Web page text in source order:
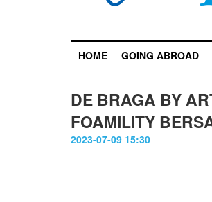
HOME GOING ABROAD
DE BRAGA BY
FOAMILITY
2023-07-09 15:30